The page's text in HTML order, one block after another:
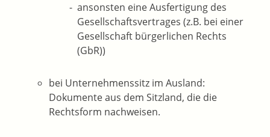
ansonsten eine Ausfertigung des
Gesellschaftsvertrages (z.B. bei einer
Gesellschaft bürgerlichen Rechts
(GbR))
bei Unternehmenssitz im Ausland:
Dokumente aus dem Sitzland, die die
Rechtsform nachweisen.